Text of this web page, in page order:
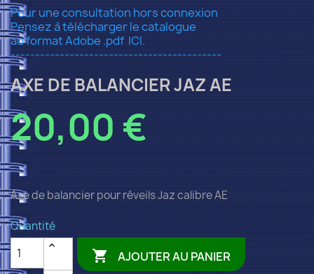
Pour une consultation hors connexion
Pensez à télécharger le catalogue
au format Adobe .pdfICI.
-------------------------------------------
AXE DE BALANCIER JAZ AE
20,00 €
Axe de balancier pour réveils Jaz calibre AE
Quantité
 AJOUTER AU PANIER